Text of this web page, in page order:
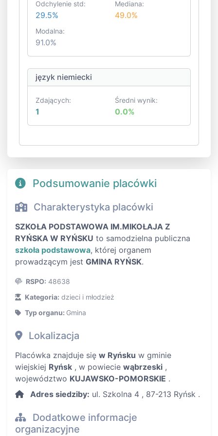
Odchylenie std:
29.5%
Mediana:
49.0%
Modalna:
91.0%
język niemiecki
Zdających:
1
Średni wynik:
0.0%
Podsumowanie placówki
Charakterystyka placówki
SZKOŁA PODSTAWOWA IM.MIKOŁAJA Z
RYŃSKA W RYŃSKU to samodzielna publiczna
szkoła podstawowa, której organem
prowadzącym jest GMINA RYŃSK.
RSPO: 48638
Kategoria: dzieci i młodzież
Typ organu: Gmina
Lokalizacja
Placówka znajduje się w Ryńsku w gminie
wiejskiej Ryńsk , w powiecie wąbrzeski ,
województwo KUJAWSKO-POMORSKIE .
Adres siedziby: ul. Szkolna 4 , 87-213 Ryńsk .
Dodatkowe informacje
organizacyjne